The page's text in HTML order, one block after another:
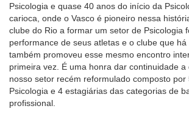
Psicologia e quase 40 anos do início da
carioca, onde o Vasco é pioneiro nessa
clube do Rio a formar um setor de Psicologia
performance de seus atletas e o clube que
também promoveu esse mesmo encontro
primeira vez. É uma honra dar continuidade a
nosso setor recém reformulado composto por
Psicologia e 4 estagiárias das categorias de
profissional.